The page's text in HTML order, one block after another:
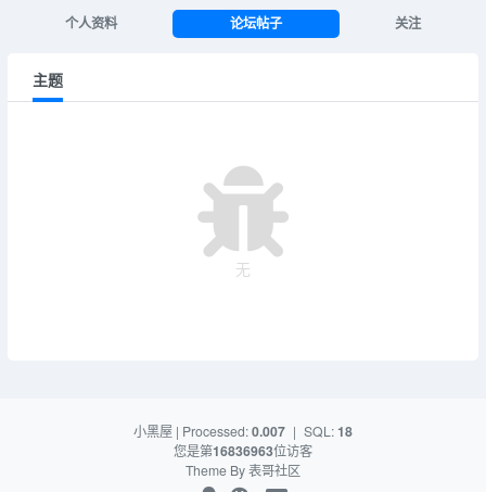
个人资料 论坛帖子 关注
主题
无
小黑屋 | Processed:0.007 | SQL:18
您是第16836963位访客
Theme By表哥社区